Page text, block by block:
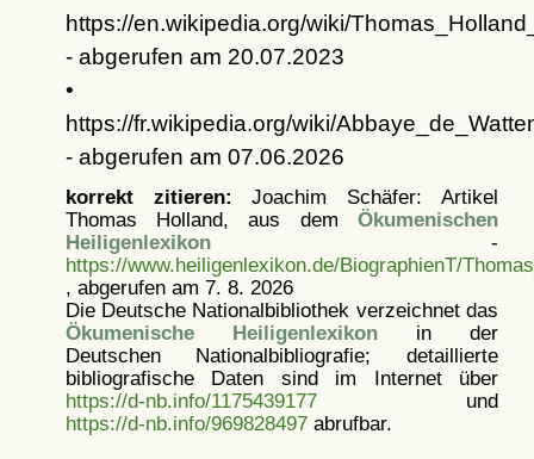
https://en.wikipedia.org/wiki/
- abgerufen am 20.07.2023
•
https://fr.wikipedia.org/wiki/
- abgerufen am 07.06.2026
korrekt zitieren: Joachim Schäfer: Artikel
Thomas Holland, aus dem Ökumenischen
Heiligenlexikon-
https://www.heiligenlexikon.de/BiographienT/
, abgerufen am 7. 8. 2026
Die Deutsche Nationalbibliothek verzeichnet das
Ökumenische Heiligenlexikonin der
Deutschen Nationalbibliografie; detaillierte
bibliografische Daten sind im Internet über
https://d-nb.info/1175439177und
https://d-nb.info/969828497abrufbar.